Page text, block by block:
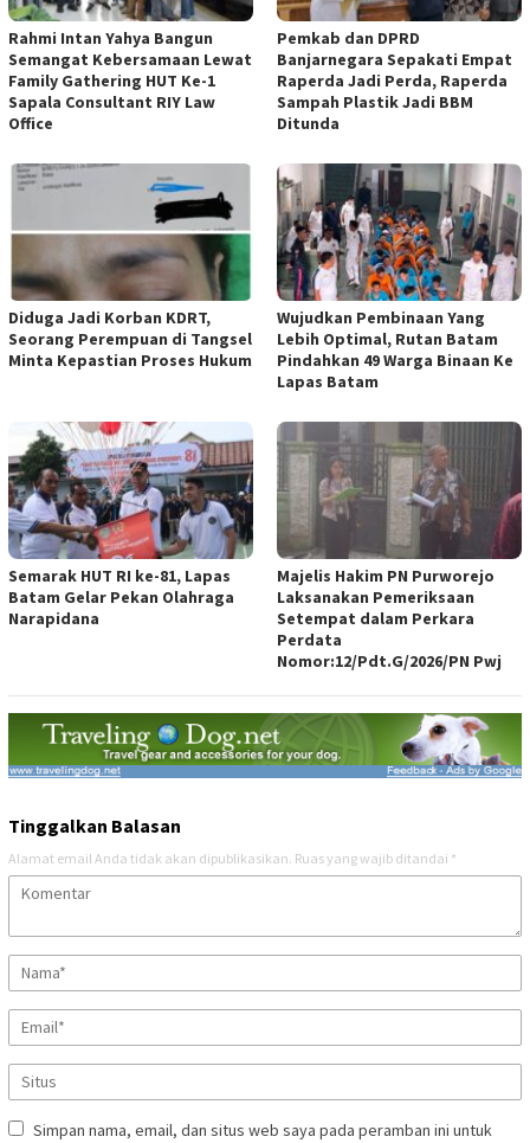
Rahmi Intan Yahya Bangun
Semangat Kebersamaan Lewat
Family Gathering HUT Ke-1
Sapala Consultant RIY Law
Office
Pemkab dan DPRD
Banjarnegara Sepakati Empat
Raperda Jadi Perda, Raperda
Sampah Plastik Jadi BBM
Ditunda
Diduga Jadi Korban KDRT,
Seorang Perempuan di Tangsel
Minta Kepastian Proses Hukum
Wujudkan Pembinaan Yang
Lebih Optimal, Rutan Batam
Pindahkan 49 Warga Binaan Ke
Lapas Batam
Semarak HUT RI ke-81, Lapas
Batam Gelar Pekan Olahraga
Narapidana
Majelis Hakim PN Purworejo
Laksanakan Pemeriksaan
Setempat dalam Perkara
Perdata
Nomor:12/Pdt.G/2026/PN Pwj
Tinggalkan Balasan
Alamat email Anda tidak akan dipublikasikan. Ruas yang wajib ditandai *
Simpan nama, email, dan situs web saya pada peramban ini untuk